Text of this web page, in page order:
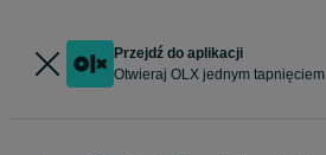
Przejdź do aplikacji
Otwieraj OLX jednym tapnięciem